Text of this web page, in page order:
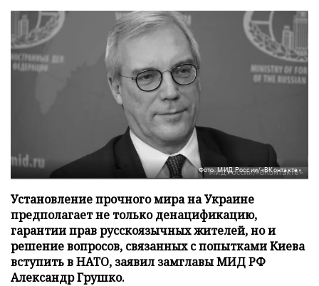
Фото: МИД России/«ВКонтакте»
Установление прочного мира на Украине
предполагает не только денацификацию,
гарантии прав русскоязычных жителей, но и
решение вопросов, связанных с попытками Киева
вступить в НАТО, заявил замглавы МИД РФ
Александр Грушко.